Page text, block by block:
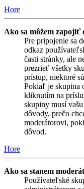
Hore
Ako sa môžem
Pre pripojenie sa
odkaz
časti stránky, ale
prezrieť všetky
prístup, niektoré
Pokiaľ je skupina
kliknutím na
skupiny musí
dôvody, prečo
moderátorovi,
dôvod.
Hore
Ako sa stanem
Používateľské